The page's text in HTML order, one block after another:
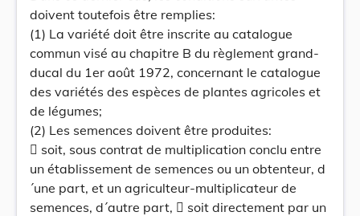
doivent toutefois être remplies:
(1) La variété doit être inscrite au catalogue
commun visé au chapitre B du règlement grand-
ducal du 1er août 1972, concernant le catalogue
des variétés des espèces de plantes agricoles et
de légumes;
(2) Les semences doivent être produites:
 soit, sous contrat de multiplication conclu entre
un établissement de semences ou un obtenteur, d
´une part, et un agriculteur-multiplicateur de
semences, d´autre part,  soit directement par un